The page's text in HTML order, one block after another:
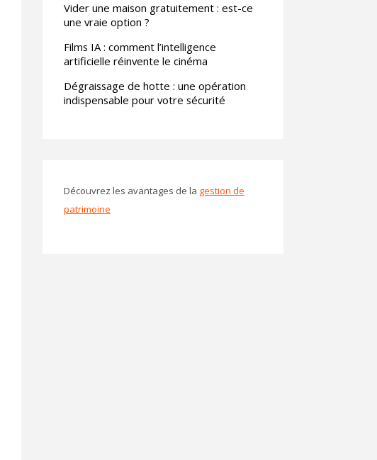
Vider une maison gratuitement : est-ce
une vraie option ?
Films IA : comment l’intelligence
artificielle réinvente le cinéma
Dégraissage de hotte : une opération
indispensable pour votre sécurité
Découvrez les avantages de la gestion de
patrimoine